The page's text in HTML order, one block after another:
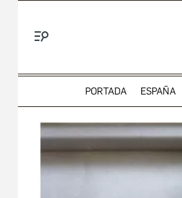
PORTADA ESPAÑA